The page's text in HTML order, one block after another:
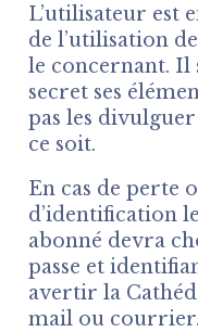
L’utilisateur est
de l’utilisation
le concernant. Il
secret ses
pas les
ce soit.
En cas de perte
d’identification
abonné devra
passe et
avertir la
mail ou courrier.